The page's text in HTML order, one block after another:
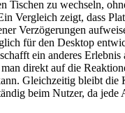
Tischen zu wechseln,
Vergleich zeigt, dass
Verzögerungen
für den Desktop
ein anderes Erlebnis
direkt auf die
Gleichzeitig bleibt die
beim Nutzer, da jede